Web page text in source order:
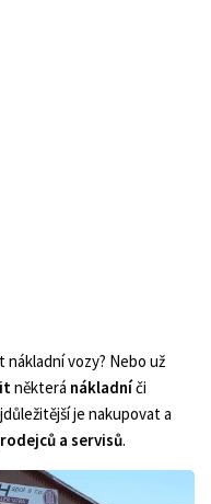
vozy? Nebo už
některá nákladníči
je nakupovat a
a servisů.